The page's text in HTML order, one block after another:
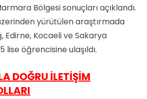
Bölgesi sonuçları açıklandı.
yürütülen araştırmada
Edirne, Kocaeli ve Sakarya
lise öğrencisine ulaşıldı.
DOĞRU İLETİŞİM